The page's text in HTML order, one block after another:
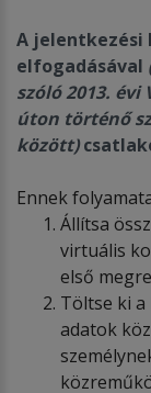
A jelentkezési
elfogadásával
szóló 2013. évi
úton történő
között)
Ennek
Állítsa
virtuális
első
Töltse ki
adatok